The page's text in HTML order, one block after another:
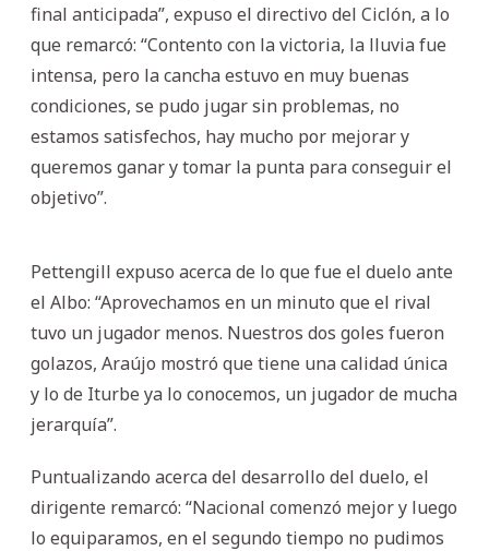
final anticipada”, expuso el directivo del Ciclón, a lo
que remarcó: “Contento con la victoria, la lluvia fue
intensa, pero la cancha estuvo en muy buenas
condiciones, se pudo jugar sin problemas, no
estamos satisfechos, hay mucho por mejorar y
queremos ganar y tomar la punta para conseguir el
objetivo”.
Pettengill expuso acerca de lo que fue el duelo ante
el Albo: “Aprovechamos en un minuto que el rival
tuvo un jugador menos. Nuestros dos goles fueron
golazos, Araújo mostró que tiene una calidad única
y lo de Iturbe ya lo conocemos, un jugador de mucha
jerarquía”.
Puntualizando acerca del desarrollo del duelo, el
dirigente remarcó: “Nacional comenzó mejor y luego
lo equiparamos, en el segundo tiempo no pudimos